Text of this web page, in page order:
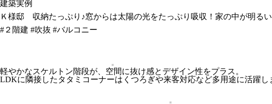
建築実例
Ｋ様邸 収納たっぷり♪窓からは太陽の光をたっぷり吸収！家の中が明る
#２階建 #吹抜 #バルコニー
軽やかなスケルトン階段が、空間に抜け感とデザイン性をプラス。
LDKに隣接したタタミコーナーはくつろぎや来客対応など多用途に活躍し